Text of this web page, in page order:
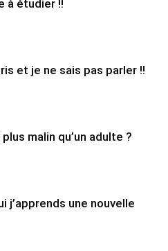
à étudier !!
et je ne sais pas parler !!
malin qu’un adulte ?
j’apprends une nouvelle